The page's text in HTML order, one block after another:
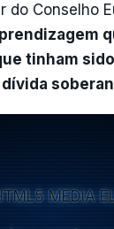
do Conselho
tinham
MEDIA